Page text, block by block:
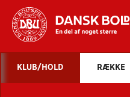
KLUB/HOLD RÆKKE